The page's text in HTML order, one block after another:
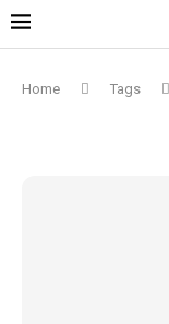
Home Tags